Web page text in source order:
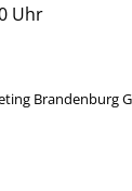
Uhr
Brandenburg